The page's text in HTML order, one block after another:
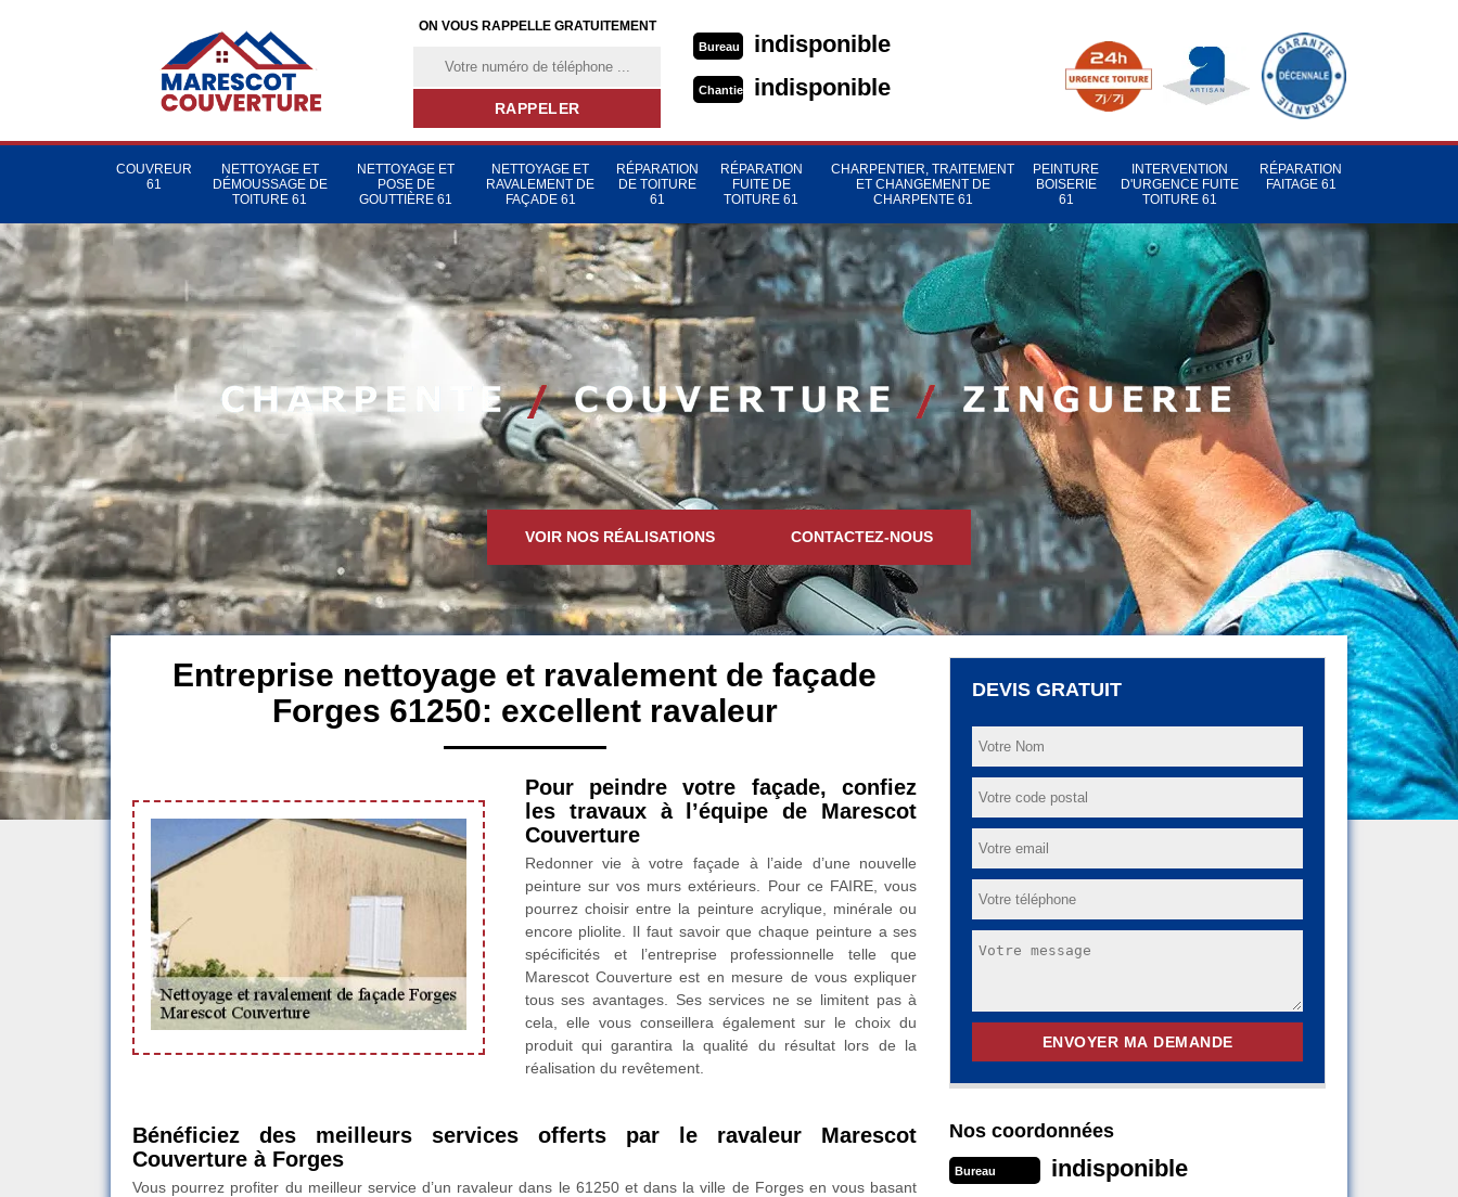
ON VOUS RAPPELLE GRATUITEMENT
Bureau indisponible
Chantier indisponible
COUVREUR
61
NETTOYAGE ET
DÉMOUSSAGE DE
TOITURE 61
NETTOYAGE ET
POSE DE
GOUTTIÈRE 61
NETTOYAGE ET
RAVALEMENT DE
FAÇADE 61
RÉPARATION
DE TOITURE
61
RÉPARATION
FUITE DE
TOITURE 61
CHARPENTIER, TRAITEMENT
ET CHANGEMENT DE
CHARPENTE 61
PEINTURE
BOISERIE
61
INTERVENTION
D'URGENCE FUITE
TOITURE 61
RÉPARATION
FAITAGE 61
VOIR NOS RÉALISATIONS CONTACTEZ-NOUS
Entreprise nettoyage et ravalement de façade
Forges 61250: excellent ravaleur
Pour peindre votre façade, confiez
les travaux à l’équipe de Marescot
Couverture
Redonner vie à votre façade à l’aide d’une nouvelle
peinture sur vos murs extérieurs. Pour ce FAIRE, vous
pourrez choisir entre la peinture acrylique, minérale ou
encore pliolite. Il faut savoir que chaque peinture a ses
spécificités et l’entreprise professionnelle telle que
Marescot Couverture est en mesure de vous expliquer
tous ses avantages. Ses services ne se limitent pas à
cela, elle vous conseillera également sur le choix du
produit qui garantira la qualité du résultat lors de la
réalisation du revêtement.
Bénéficiez des meilleurs services offerts par le ravaleur Marescot
Couverture à Forges
Vous pourrez profiter du meilleur service d’un ravaleur dans le 61250 et dans la ville de Forges en vous basant
DEVIS GRATUIT
Nos coordonnées
Bureau indisponible